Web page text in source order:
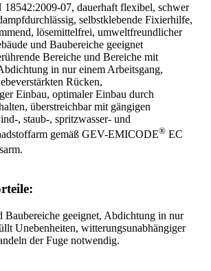
07, dauerhaft flexibel, schwer
selbstklebende Fixierhilfe,
lösemittelfrei, umweltfreundlicher
und Baubereiche geeignet
Bereiche und Bereiche mit
in nur einem Arbeitsgang,
Rücken,
Einbau, optimaler Einbau durch
überstreichbar mit gängigen
, staub-, spritzwasser- und
gemäß GEV-EMICODE® EC
Baubereiche geeignet, Abdichtung in nur
Unebenheiten, witterungsunabhängiger
der Fuge notwendig.